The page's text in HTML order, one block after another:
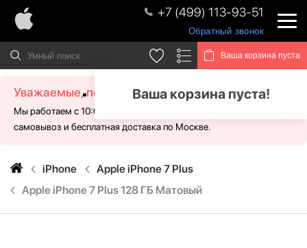
+7 (499) 113-93-51
Обратный звонок
Ваша корзина пуста
Ваша корзина пуста!
Уважаемые, посетители!
Мы работаем с 10:00 - 21:00 без выходных. Для Вас доступен
самовывоз и бесплатная доставка по Москве.
iPhone
Apple iPhone 7 Plus
Apple iPhone 7 Plus 128 ГБ Матовый